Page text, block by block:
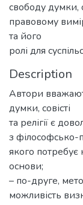
свободу думки,
правовому
та його
ролі для
Description
Автори
думки, совісті
та релігії є
з філософсько-
якого потребує
основи;
– по-друге,
можливість